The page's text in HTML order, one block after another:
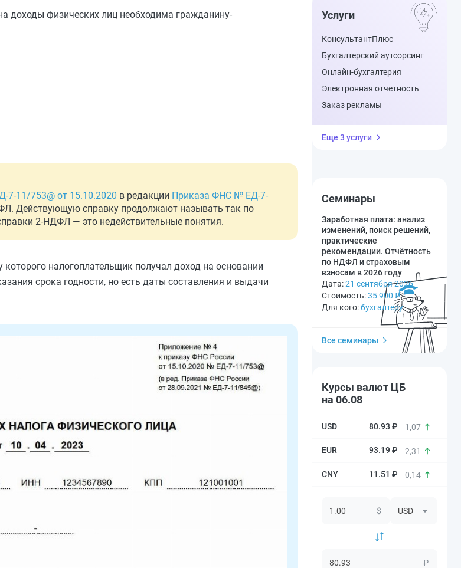
доходы физических лиц необходима гражданину-
11/753@ от 15.10.2020 в редакции Приказа ФНС № ЕД-7-
Действующую справку продолжают называть так по
2-НДФЛ — это недействительные понятия.
налогоплательщик получал доход на основании
срока годности, но есть даты составления и выдачи
Услуги
КонсультантПлюс
Бухгалтерский аутсорсинг
Онлайн-бухгалтерия
Электронная отчетность
Заказ рекламы
Еще 3 услуги
Семинары
Заработная плата: анализ
изменений, поиск решений,
практические
рекомендации. Отчётность
по НДФЛ и страховым
взносам в 2026 году
Дата:21 сентября 2026
Стоимость:35 900 ₽
Для кого:бухгалтеру
Все семинары
Курсы валют ЦБ
на 06.08
80.93 ₽ 1,07
93.19 ₽ 2,31
11.51 ₽ 0,14
$
₽